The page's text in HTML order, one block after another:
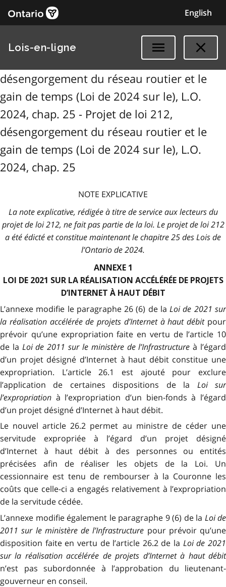
English
Lois-en-ligne
désengorgement du réseau routier et le
gain de temps (Loi de 2024 sur le), L.O.
2024, chap. 25 - Projet de loi 212,
désengorgement du réseau routier et le
gain de temps (Loi de 2024 sur le), L.O.
2024, chap. 25
NOTE EXPLICATIVE
La note explicative, rédigée à titre de service aux lecteurs du
projet de loi 212, ne fait pas partie de la loi. Le projet de loi 212
a été édicté et constitue maintenant le chapitre 25 des Lois de
l’Ontario de 2024.
ANNEXE 1
LOI DE 2021 SUR LA RÉALISATION ACCÉLÉRÉE DE PROJETS
D’INTERNET À HAUT DÉBIT
L’annexe modifie le paragraphe 26 (6) de laLoi de 2021 sur
la réalisation accélérée de projets d’Internet à haut débitpour
prévoir qu’une expropriation faite en vertu de l’article 10
de la Loi de 2011 sur le ministère de l’Infrastructure à l’égard
d’un projet désigné d’Internet à haut débit constitue une
expropriation. L’article 26.1 est ajouté pour exclure
l’application de certaines dispositions de la Loi sur
l’expropriation à l’expropriation d’un bien-fonds à l’égard
d’un projet désigné d’Internet à haut débit.
Le nouvel article 26.2 permet au ministre de céder une
servitude expropriée à l’égard d’un projet désigné
d’Internet à haut débit à des personnes ou entités
précisées afin de réaliser les objets de la Loi. Un
cessionnaire est tenu de rembourser à la Couronne les
coûts que celle-ci a engagés relativement à l’expropriation
de la servitude cédée.
L’annexe modifie également le paragraphe 9 (6) de la Loi de
2011 sur le ministère de l’Infrastructure pour prévoir qu’une
disposition faite en vertu de l’article 26.2 de la Loi de 2021
sur la réalisation accélérée de projets d’Internet à haut débit
n’est pas subordonnée à l’approbation du lieutenant-
gouverneur en conseil.